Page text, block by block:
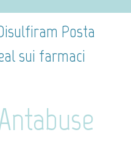
Posta
sui farmaci